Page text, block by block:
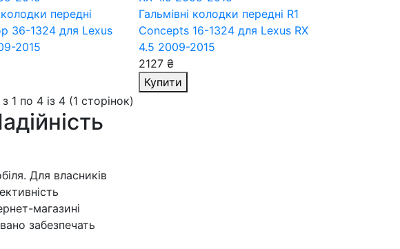
колодки передні
36-1324 для Lexus
2015
Гальмівні колодки передні R1
Concepts 16-1324 для Lexus RX
4.5 2009-2015
2127 ₴
Купити
1 по 4 із 4 (1 сторінок)
Для власників
магазині
забезпечать